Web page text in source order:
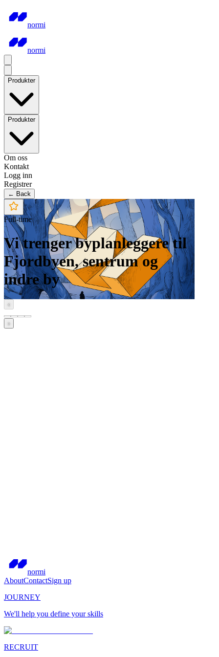
normi
normi
Produkter
Produkter
Om oss
Kontakt
Logg inn
Registrer
← Back
Full-time
Vi trenger byplanleggere til
Fjordbyen, sentrum og
indre by
‹
›
normi
AboutContactSign up
JOURNEY
We'll help you define your skills
RECRUIT